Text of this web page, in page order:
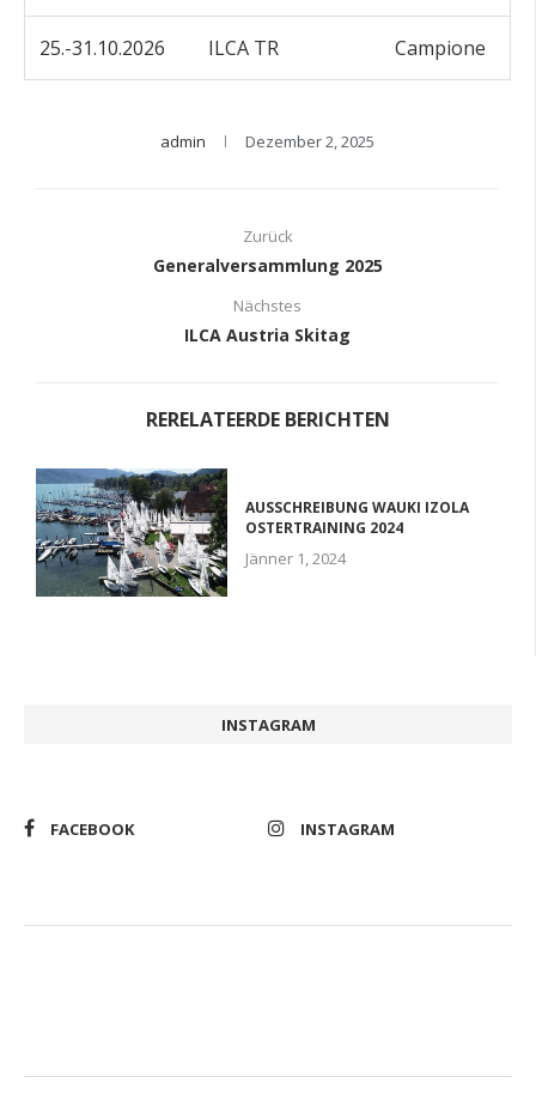
25.-31.10.2026 ILCA TR Campione
admin Dezember 2, 2025
Zurück
Generalversammlung 2025
Nächstes
ILCA Austria Skitag
RERELATEERDE BERICHTEN
AUSSCHREIBUNG WAUKI IZOLA
OSTERTRAINING 2024
Jänner 1, 2024
INSTAGRAM
FACEBOOK INSTAGRAM